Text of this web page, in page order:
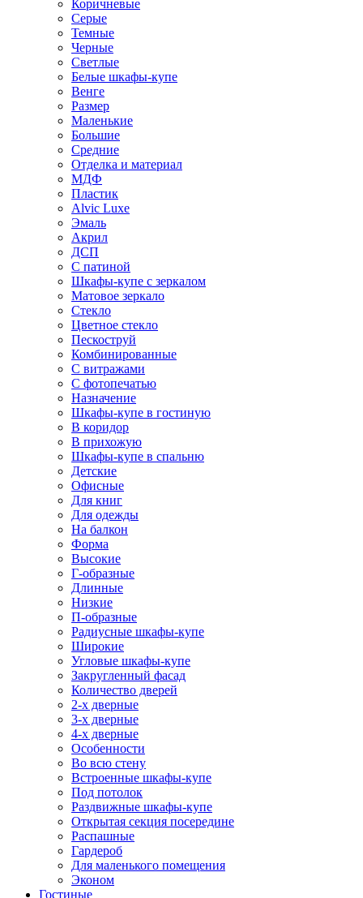
Коричневые
Серые
Темные
Черные
Светлые
Белые шкафы-купе
Венге
Размер
Маленькие
Большие
Средние
Отделка и материал
МДФ
Пластик
Alvic Luxe
Эмаль
Акрил
ДСП
С патиной
Шкафы-купе с зеркалом
Матовое зеркало
Стекло
Цветное стекло
Пескоструй
Комбинированные
С витражами
С фотопечатью
Назначение
Шкафы-купе в гостиную
В коридор
В прихожую
Шкафы-купе в спальню
Детские
Офисные
Для книг
Для одежды
На балкон
Форма
Высокие
Г-образные
Длинные
Низкие
П-образные
Радиусные шкафы-купе
Широкие
Угловые шкафы-купе
Закругленный фасад
Количество дверей
2-х дверные
3-х дверные
4-х дверные
Особенности
Во всю стену
Встроенные шкафы-купе
Под потолок
Раздвижные шкафы-купе
Открытая секция посередине
Распашные
Гардероб
Для маленького помещения
Эконом
Гостиные